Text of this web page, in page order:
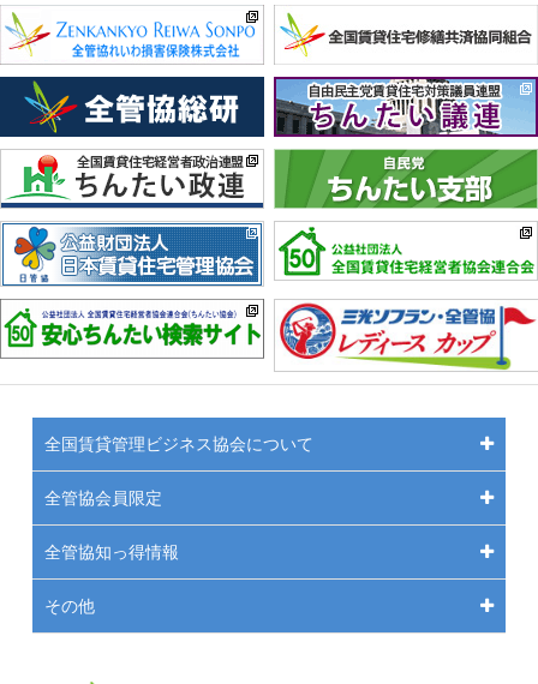
全国賃貸管理ビジネス協会について
全管協会員限定
全管協知っ得情報
その他